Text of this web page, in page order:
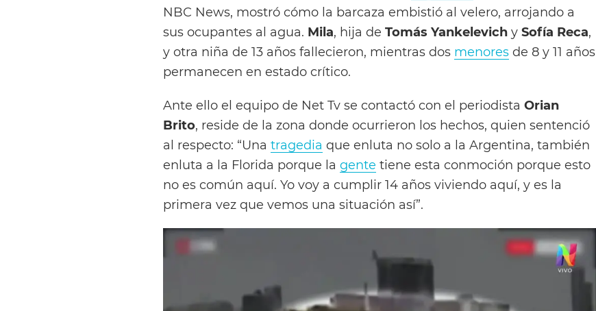
NBC News, mostró cómo la barcaza embistió al velero, arrojando a
sus ocupantes al agua. Mila, hija de Tomás Yankelevich y Sofía Reca,
y otra niña de 13 años fallecieron, mientras dos menores de 8 y 11 años
permanecen en estado crítico.
Ante ello el equipo de Net Tv se contactó con el periodista Orian
Brito, reside de la zona donde ocurrieron los hechos, quien sentenció
al respecto: “Una tragedia que enluta no solo a la Argentina, también
enluta a la Florida porque la gente tiene esta conmoción porque esto
no es común aquí. Yo voy a cumplir 14 años viviendo aquí, y es la
primera vez que vemos una situación así”.